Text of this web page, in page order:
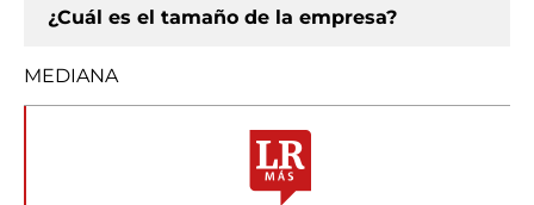
¿Cuál es el tamaño de la empresa?
MEDIANA